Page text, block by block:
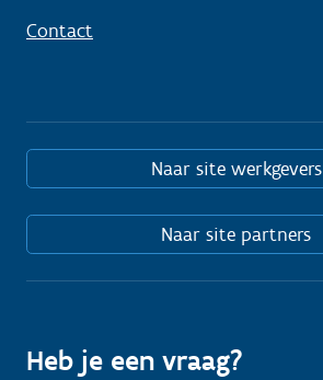
Contact
Naar site werkgevers
Naar site partners
Heb je een vraag?